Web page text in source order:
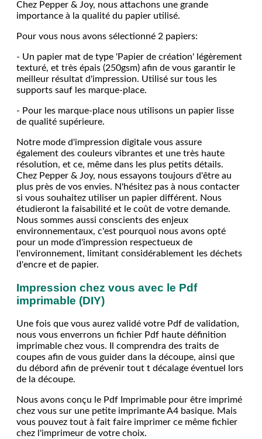
Chez Pepper & Joy, nous attachons une grande
importance à la qualité du papier utilisé.
Pour vous nous avons sélectionné 2 papiers:
- Un papier mat de type 'Papier de création' légèrement
texturé, et très épais (250gsm) afin de vous garantir le
meilleur résultat d'impression. Utilisé sur tous les
supports sauf les marque-place.
- Pour les marque-place nous utilisons un papier lisse
de qualité supérieure.
Notre mode d'impression digitale vous assure
également des couleurs vibrantes et une très haute
résolution, et ce, même dans les plus petits détails.
Chez Pepper & Joy, nous essayons toujours d'être au
plus près de vos envies. N'hésitez pas à nous contacter
si vous souhaitez utiliser un papier différent. Nous
étudieront la faisabilité et le coût de votre demande.
Nous sommes aussi conscients des enjeux
environnementaux, c'est pourquoi nous avons opté
pour un mode d'impression respectueux de
l'environnement, limitant considérablement les déchets
d'encre et de papier.
Impression chez vous avec le Pdf
imprimable (DIY)
Une fois que vous aurez validé votre Pdf de validation,
nous vous enverrons un fichier Pdf haute définition
imprimable chez vous. Il comprendra des traits de
coupes afin de vous guider dans la découpe, ainsi que
du débord afin de prévenir tout t décalage éventuel lors
de la découpe.
Nous avons conçu le Pdf Imprimable pour être imprimé
chez vous sur une petite imprimante A4 basique. Mais
vous pouvez tout à fait faire imprimer ce même fichier
chez l'imprimeur de votre choix.